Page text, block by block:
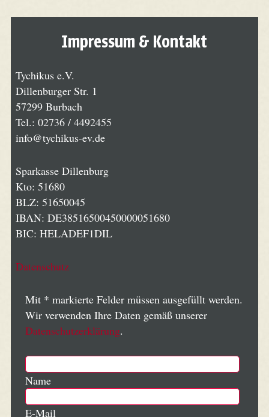
Impressum & Kontakt
Tychikus e.V.
Dillenburger Str. 1
57299 Burbach
Tel.: 02736 / 4492455
ed.ve-sukihcyt@ofni
Sparkasse Dillenburg
Kto: 51680
BLZ: 51650045
IBAN: DE38516500450000051680
BIC: HELADEF1DIL
Datenschutz
Mit * markierte Felder müssen ausgefüllt werden.
Wir verwenden Ihre Daten gemäß unserer
Datenschutzerklärung.
Name
E-Mail